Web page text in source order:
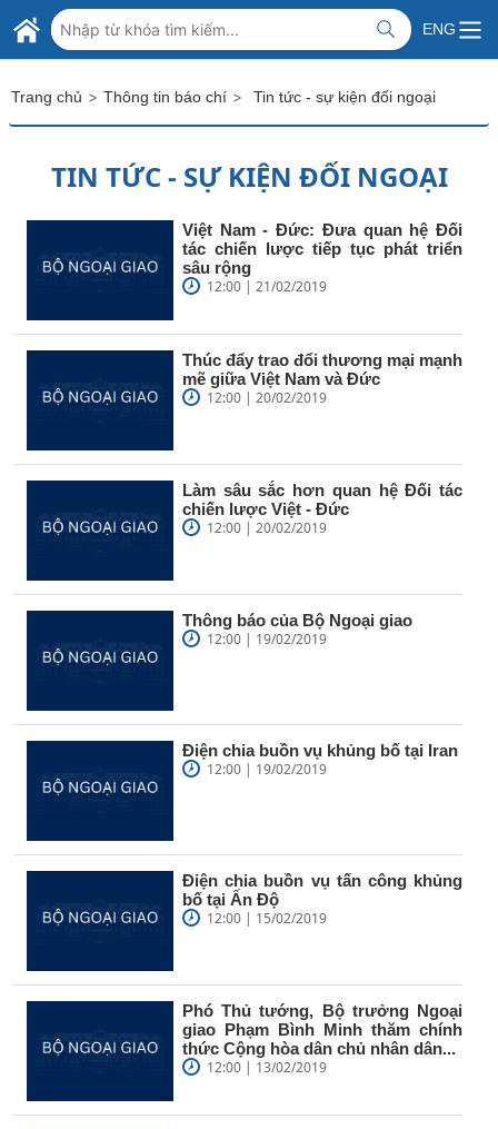
Skip to Main Content
BỘ NGOẠI GIAO VIỆT NAM
MINISTRY OF FOREIGN AFFAIRS
ENG
Trang chủ > Thông tin báo chí > Tin tức - sự kiện đối ngoại
TIN TỨC - SỰ KIỆN ĐỐI NGOẠI
Việt Nam - Đức: Đưa quan hệ Đối
tác chiến lược tiếp tục phát triển
sâu rộng
12:00 | 21/02/2019
Thúc đẩy trao đổi thương mại mạnh
mẽ giữa Việt Nam và Đức
12:00 | 20/02/2019
Làm sâu sắc hơn quan hệ Đối tác
chiến lược Việt - Đức
12:00 | 20/02/2019
Thông báo của Bộ Ngoại giao
12:00 | 19/02/2019
Điện chia buồn vụ khủng bố tại Iran
12:00 | 19/02/2019
Điện chia buồn vụ tấn công khủng
bố tại Ấn Độ
12:00 | 15/02/2019
Phó Thủ tướng, Bộ trưởng Ngoại
giao Phạm Bình Minh thăm chính
thức Cộng hòa dân chủ nhân dân...
12:00 | 13/02/2019